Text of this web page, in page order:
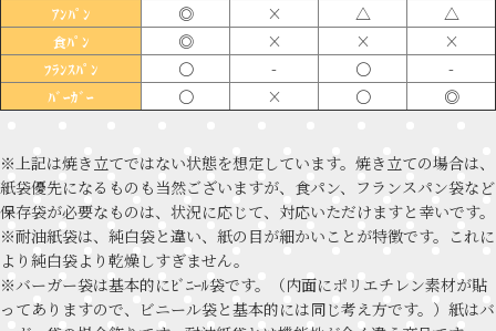
ｱﾝﾊﾟﾝ ◎ × △ △
食ﾊﾟﾝ ◎ × × ×
ﾌﾗﾝｽﾊﾟﾝ 〇 - 〇 -
ﾊﾞｰｶﾞｰ 〇 × 〇 ◎
※上記は焼き立てではない状態を想定しています。焼き立ての場合は、
紙袋優先になるものも当然ございますが、食パン、フランスパン袋など
保存袋が必要なものは、状況に応じて、対応いただけますと幸いです。
※耐油紙袋は、純白袋と違い、紙の目が細かいことが特徴です。これに
より純白袋より乾燥しすぎません。
※バーガー袋は基本的にﾋﾞﾆｰﾙ袋です。（内面にポリエチレン素材が貼
ってありますので、ビニール袋と基本的には同じ考え方です。）紙はバ